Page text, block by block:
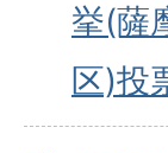
挙(薩
区)投